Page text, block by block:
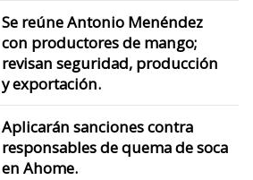
Se reúne Antonio Menéndez
con productores de mango;
revisan seguridad, producción
y exportación.
Aplicarán sanciones contra
responsables de quema de soca
en Ahome.